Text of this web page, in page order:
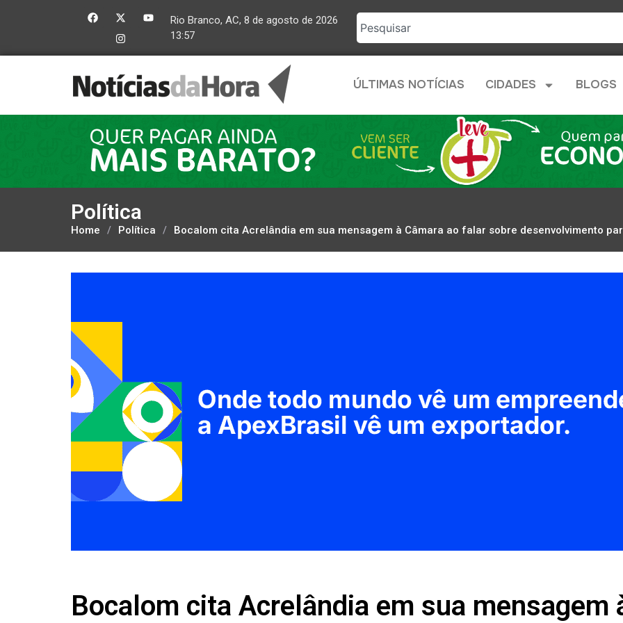
Rio Branco, AC, 8 de agosto de 2026
13:57
ÚLTIMAS NOTÍCIAS CIDADES BLOGS
Política
Home / Política / Bocalom cita Acrelândia em sua mensagem à Câmara ao falar sobre desenvolvimento
Bocalom cita Acrelândia em sua mensagem